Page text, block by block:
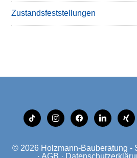
Zustandsfeststellungen
tiktok instagramfacebooklinkedinxing
© 2026 Holzmann-Bauberatung -